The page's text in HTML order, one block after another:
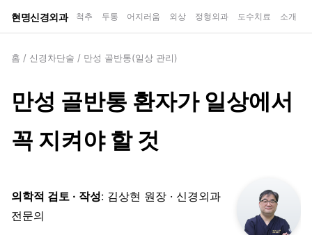
현명신경외과 척추 두통 어지러움 외상 정형외과 도수치료 소개
홈 / 신경차단술 / 만성 골반통(일상 관리)
만성 골반통 환자가 일상에서
꼭 지켜야 할 것
의학적 검토 · 작성: 김상현 원장 · 신경외과
전문의